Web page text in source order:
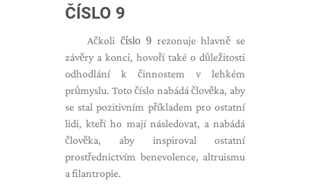
ČÍSLO 9
Ačkoli číslo 9 rezonuje hlavně se
závěry a konci, hovoří také o důležitosti
odhodlání k činnostem v lehkém
průmyslu. Toto číslo nabádá člověka, aby
se stal pozitivním příkladem pro ostatní
lidi, kteří ho mají následovat, a nabádá
člověka, aby inspiroval ostatní
prostřednictvím benevolence, altruismu
a filantropie.